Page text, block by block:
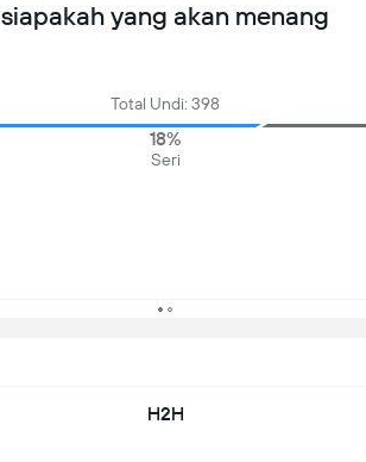
siapakah yang akan menang
Total Undi: 398
18%
Seri
H2H